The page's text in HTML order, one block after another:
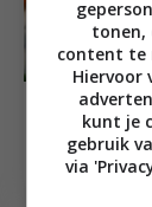
Ei uit de
garnalen
Brunch recepten
tonen,
content te
Hiervoor
kunt je
gebruik
via